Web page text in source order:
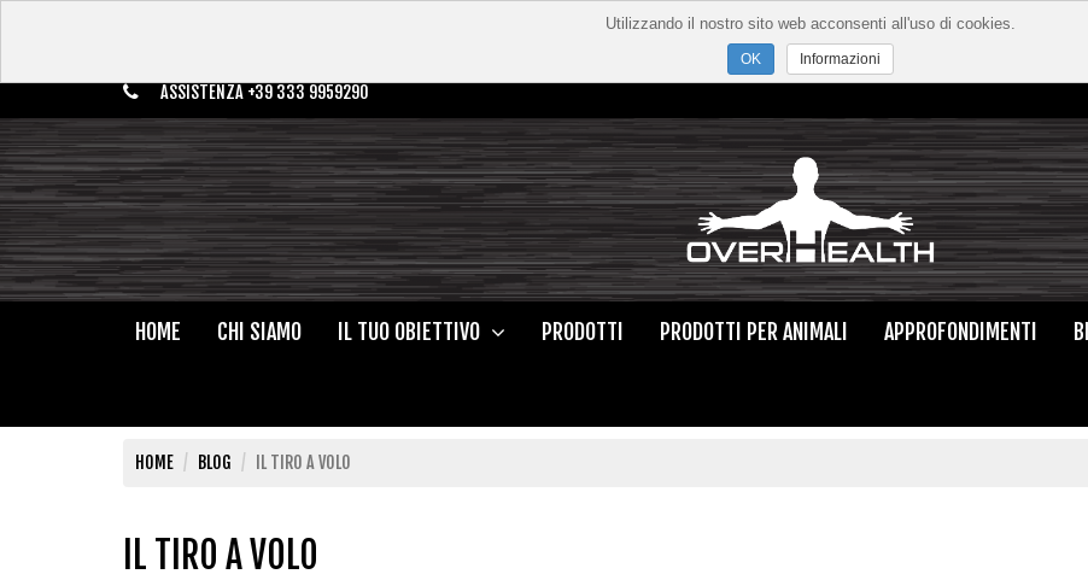
ASSISTENZA +39 333 9959290
HOME CHI SIAMO IL TUO OBIETTIVO PRODOTTI PRODOTTI PER ANIMALI APPROFONDIMENTI
HOME BLOG IL TIRO A VOLO
IL TIRO A VOLO
Utilizzando il nostro sito web acconsenti all'uso di cookies.
Informazioni